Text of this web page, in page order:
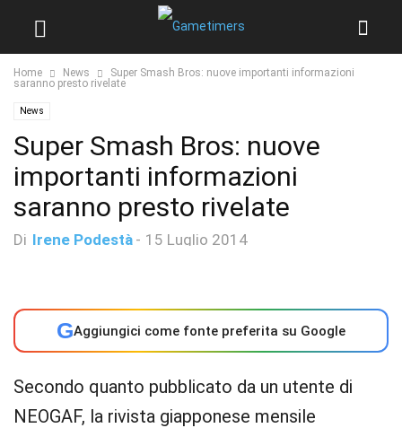
Home News
Super Smash Bros: nuove importanti informazioni
saranno presto rivelate
News
Super Smash Bros: nuove
importanti informazioni
saranno presto rivelate
Di Irene Podestà - 15 Luglio 2014
GAggiungici come fonte preferita su Google
Secondo quanto pubblicato da un utente di
NEOGAF, la rivista giapponese mensile